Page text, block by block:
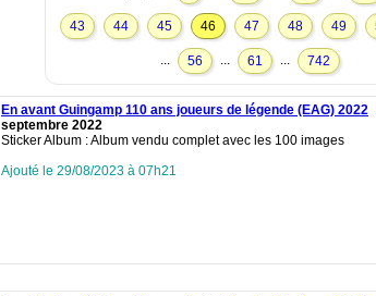
43 44 45 46 47 48 49
... 56 ... 61 ... 742
En avant Guingamp 110 ans joueurs de légende (EAG) 2022
septembre 2022
Sticker Album : Album vendu complet avec les 100 images
Ajouté le 29/08/2023 à 07h21